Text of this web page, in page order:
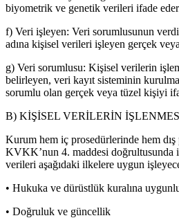
biyometrik ve genetik verileri ifade
f) Veri işleyen: Veri sorumlusunun
adına kişisel verileri işleyen gerçek
g) Veri sorumlusu: Kişisel verilerin
belirleyen, veri kayıt sisteminin
sorumlu olan gerçek veya tüzel kişiyi
B) KİŞİSEL VERİLERİN
Kurum hem iç prosedürlerinde hem dış
KVKK’nun 4. maddesi doğrultusunda
verileri aşağıdaki ilkelere uygun
• Hukuka ve dürüstlük kuralına
• Doğruluk ve güncellik